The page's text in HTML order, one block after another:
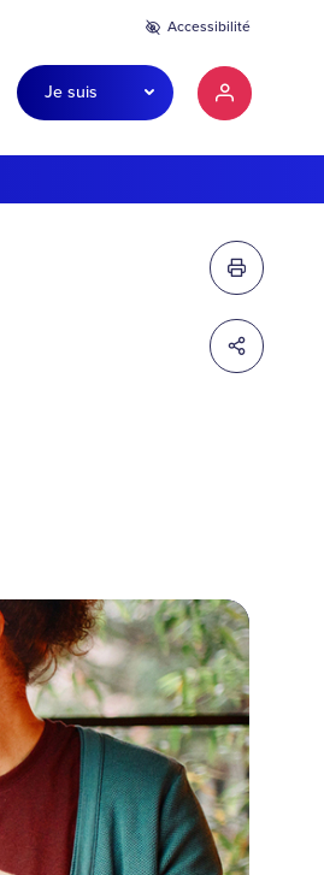
Je suis Mon compte
Accessibilité
Imprimer
Partager